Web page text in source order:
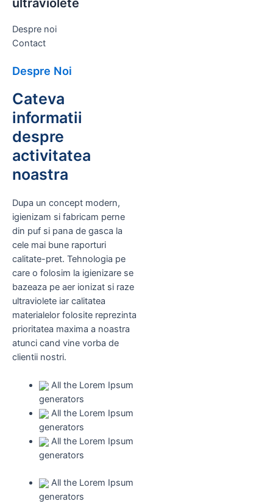
Despre noi
Contact
Despre Noi
Cateva
informatii
despre
activitatea
noastra
Dupa un concept modern,
igienizam si fabricam perne
din puf si pana de gasca la
cele mai bune raporturi
calitate-pret. Tehnologia pe
care o folosim la igienizare se
bazeaza pe aer ionizat si raze
ultraviolete iar calitatea
materialelor folosite reprezinta
prioritatea maxima a noastra
atunci cand vine vorba de
clientii nostri.
All the Lorem Ipsum
generators
All the Lorem Ipsum
generators
All the Lorem Ipsum
generators
All the Lorem Ipsum
generators